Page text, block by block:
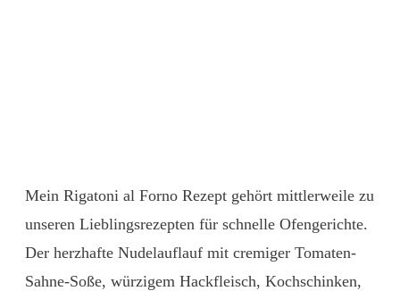
Mein Rigatoni al Forno Rezept gehört mittlerweile zu
unseren Lieblingsrezepten für schnelle Ofengerichte.
Der herzhafte Nudelauflauf mit cremiger Tomaten-
Sahne-Soße, würzigem Hackfleisch, Kochschinken,